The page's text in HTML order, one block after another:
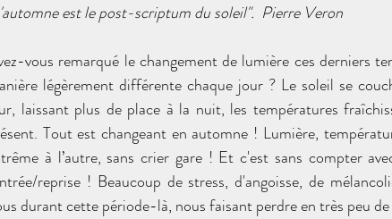
est le post-scriptum du soleil".  Pierre Veron
vous remarqué le changement de lumière ces derniers
légèrement différente chaque jour ? Le soleil se
laissant plus de place à la nuit, les températures
Tout est changeant en automne ! Lumière,
à l’autre, sans crier gare ! Et c'est sans compter
reprise ! Beaucoup de stress, d'angoisse, de
durant cette période-là, nous faisant perdre en très peu